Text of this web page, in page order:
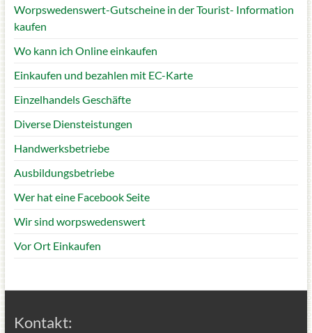
Worpswedenswert-Gutscheine in der Tourist- Information
kaufen
Wo kann ich Online einkaufen
Einkaufen und bezahlen mit EC-Karte
Einzelhandels Geschäfte
Diverse Diensteistungen
Handwerksbetriebe
Ausbildungsbetriebe
Wer hat eine Facebook Seite
Wir sind worpswedenswert
Vor Ort Einkaufen
Kontakt: